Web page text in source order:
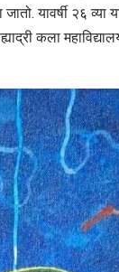
यावर्षी २६ व्या
कला महाविद्यालय